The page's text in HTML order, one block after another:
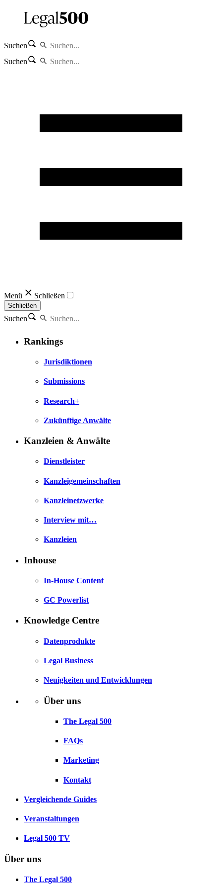
Suchen
Suchen
Menü Schließen
Schließen
Suchen
Rankings
Jurisdiktionen
Submissions
Research+
Zukünftige Anwälte
Kanzleien & Anwälte
Dienstleister
Kanzleigemeinschaften
Kanzleinetzwerke
Interview mit…
Kanzleien
Inhouse
In-House Content
GC Powerlist
Knowledge Centre
Datenprodukte
Legal Business
Neuigkeiten und Entwicklungen
Über uns
The Legal 500
FAQs
Marketing
Kontakt
Vergleichende Guides
Veranstaltungen
Legal 500 TV
Über uns
The Legal 500